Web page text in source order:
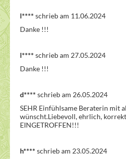
l**** schrieb am 11.06.2024
Danke !!!
l**** schrieb am 27.05.2024
Danke !!!
d**** schrieb am 26.05.2024
SEHR Einfühlsame Beraterin mit
wünscht.Liebevoll, ehrlich,
EINGETROFFEN!!!
h**** schrieb am 23.05.2024